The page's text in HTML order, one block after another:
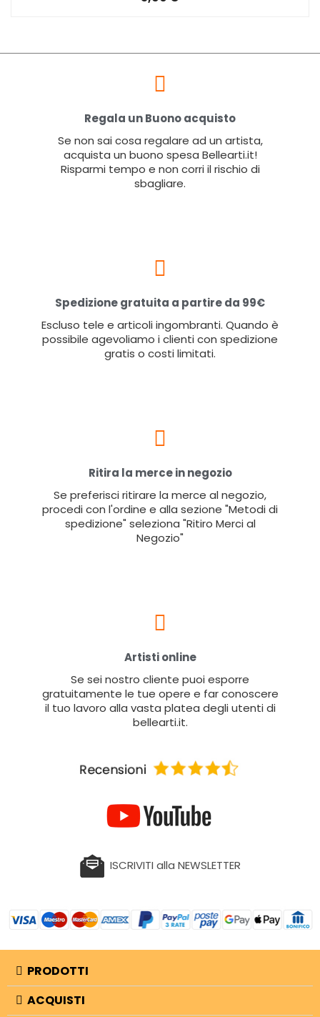
Regala un Buono acquisto
Se non sai cosa regalare ad un artista,
acquista un buono spesa Bellearti.it!
Risparmi tempo e non corri il rischio di
sbagliare.
Spedizione gratuita a partire da 99€
Escluso tele e articoli ingombranti. Quando è
possibile agevoliamo i clienti con spedizione
gratis o costi limitati.
Ritira la merce in negozio
Se preferisci ritirare la merce al negozio,
procedi con l'ordine e alla sezione "Metodi di
spedizione" seleziona "Ritiro Merci al
Negozio"
Artisti online
Se sei nostro cliente puoi esporre
gratuitamente le tue opere e far conoscere
il tuo lavoro alla vasta platea degli utenti di
bellearti.it.
ISCRIVITI alla NEWSLETTER
PRODOTTI
ACQUISTI